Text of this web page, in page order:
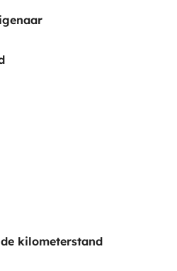
kilometerstand